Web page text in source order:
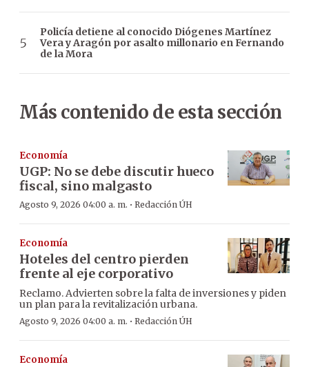
Policía detiene al conocido Diógenes Martínez
Vera y Aragón por asalto millonario en Fernando
de la Mora
Más contenido de esta sección
Economía
UGP: No se debe discutir hueco
fiscal, sino malgasto
Agosto 9, 2026 04:00 a. m. · Redacción ÚH
Economía
Hoteles del centro pierden
frente al eje corporativo
Reclamo. Advierten sobre la falta de inversiones y piden
un plan para la revitalización urbana.
Agosto 9, 2026 04:00 a. m. · Redacción ÚH
Economía